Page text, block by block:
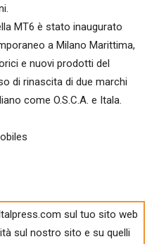
MT6 è stato inaugurato
a Milano Marittima,
e nuovi prodotti del
di rinascita di due marchi
come O.S.C.A. e Itala.
sul tuo sito web
sul nostro sito e su quelli